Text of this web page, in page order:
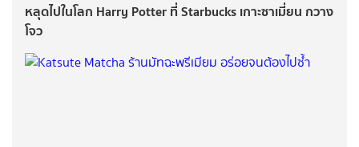
หลุดไปในโลก Harry Potter ที่ Starbucks เกาะซาเมี่ยน กวาง
โจว